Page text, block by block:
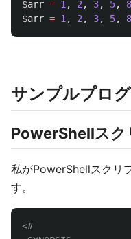
$arr = 1 , 2 , 3, 5, 8
$arr = 1 , 2 , 3, 5, 8
サンプルプロ
PowerShellスク
私がPowerShellスクリ
す。